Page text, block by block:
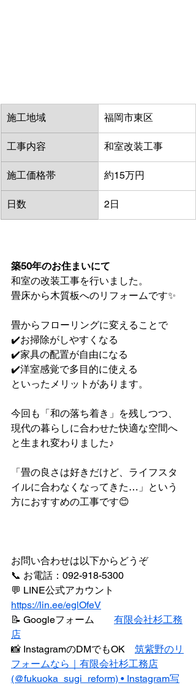
施工地域 福岡市東区
工事内容 和室改装工事
施工価格帯 約15万円
日数 2日
築50年のお住まいにて
和室の改装工事を行いました。
畳床から木質板へのリフォームです✨
畳からフローリングに変えることで
✔️お掃除がしやすくなる
✔️家具の配置が自由になる
✔️洋室感覚で多目的に使える
といったメリットがあります。
今回も「和の落ち着き」を残しつつ、
現代の暮らしに合わせた快適な空間へ
と生まれ変わりました♪
「畳の良さは好きだけど、ライフスタ
イルに合わなくなってきた…」という
方におすすめの工事です😊
お問い合わせは以下からどうぞ
📞 お電話：092-918-5300
💬 LINE公式アカウント
https://lin.ee/eglOfeV
📝 Googleフォーム 有限会社杉工務
店
📸 InstagramのDMでもOK 筑紫野のリ
フォームなら｜有限会社杉工務店
(@fukuoka_sugi_reform) • Instagram写